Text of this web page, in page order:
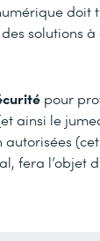
doit
solutions
pour
ainsi le
autorisées
fera l’objet